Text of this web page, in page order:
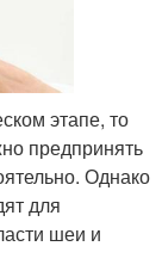
этапе, то
предпринять
Однако
для
шеи и